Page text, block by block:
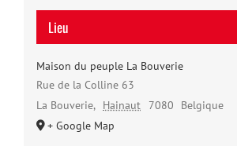
Lieu
Maison du peuple La Bouverie
Rue de la Colline 63
La Bouverie, Hainaut 7080
Belgique
+ Google Map